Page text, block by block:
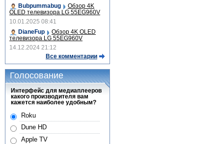
Bubpummabug
Обзор 4K
OLED телевизора LG 55EG960V
10.01.2025 08:41
DianeFup
Обзор 4K OLED
телевизора LG 55EG960V
14.12.2024 21:12
Все комментарии
Голосование
Интерфейс для медиаплееров
какого производителя вам
кажется наиболее удобным?
Roku
Dune HD
Apple TV